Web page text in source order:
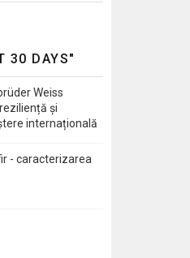
30 DAYS"
Weiss
și
internațională
- caracterizarea